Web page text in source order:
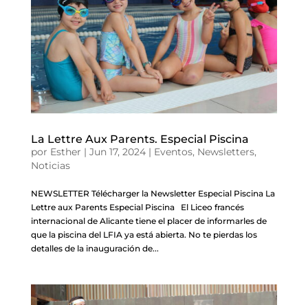
La Lettre Aux Parents. Especial Piscina
por Esther | Jun 17, 2024| Eventos, Newsletters,
Noticias
NEWSLETTER Télécharger la Newsletter Especial Piscina La
Lettre aux Parents Especial Piscina El Liceo francés
internacional de Alicante tiene el placer de informarles de
que la piscina del LFIA ya está abierta. No te pierdas los
detalles de la inauguración de...